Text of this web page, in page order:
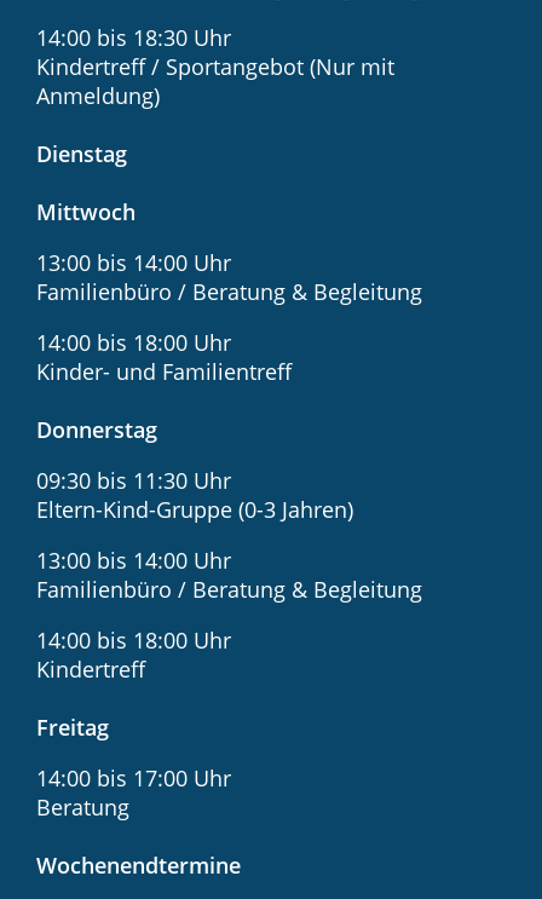
14:00 bis 18:30 Uhr
Kindertreff / Sportangebot (Nur mit
Anmeldung)
Dienstag
Mittwoch
13:00 bis 14:00 Uhr
Familienbüro / Beratung & Begleitung
14:00 bis 18:00 Uhr
Kinder- und Familientreff
Donnerstag
09:30 bis 11:30 Uhr
Eltern-Kind-Gruppe (0-3 Jahren)
13:00 bis 14:00 Uhr
Familienbüro / Beratung & Begleitung
14:00 bis 18:00 Uhr
Kindertreff
Freitag
14:00 bis 17:00 Uhr
Beratung
Wochenendtermine